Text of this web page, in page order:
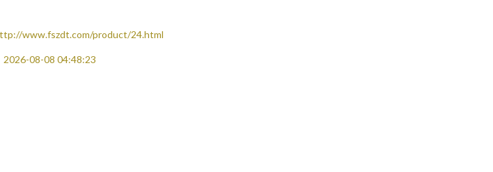
www.fszdt.com/product/24.html
2026-08-08 04:48:23